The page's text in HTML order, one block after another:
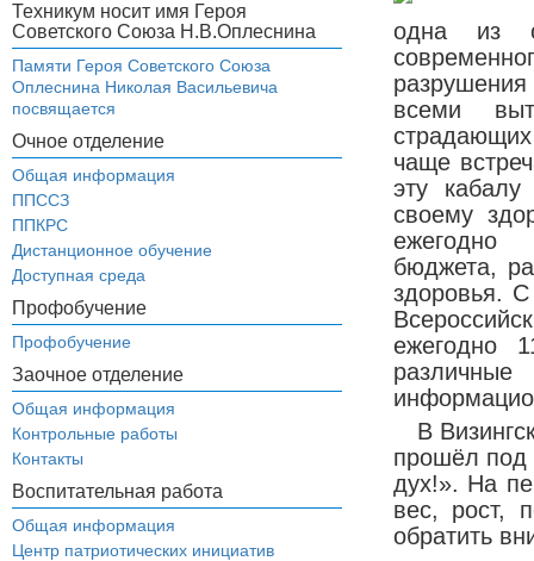
Техникум носит имя Героя
Советского Союза Н.В.Оплеснина
Памяти Героя Советского Союза
Оплеснина Николая Васильевича
посвящается
Очное отделение
Общая информация
ППССЗ
ППКРС
Дистанционное обучение
Доступная среда
Профобучение
Профобучение
Заочное отделение
Общая информация
Контрольные работы
Контакты
Воспитательная работа
Общая информация
Центр патриотических инициатив
одна из
всеми
чаще
эту кабалу
своему
ежегодно
бюджета,
здоровья.
ежегодно
В
прошёл под
дух!». На
вес, рост,
обратить